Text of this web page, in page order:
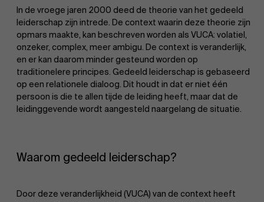
In de vroege jaren 2000 deed de theorie van het gedeeld
leiderschap zijn intrede. De context waarin deze theorie zijn
opmars maakte, kan beschreven worden als VUCA: volatiel,
onzeker, complex, meer ambigu. De context is veranderlijk,
en er kan daarom minder gesteund worden op
traditionelere principes. Gedeeld leiderschap is gebaseerd
op een relationele dialoog. Dit houdt in dat er niet één
persoon is die te allen tijde de leiding heeft, maar dat de
leidinggevende wordt aangesteld naargelang de situatie.
Waarom gedeeld leiderschap?
Door deze veranderlijkheid (VUCA) van de context heeft